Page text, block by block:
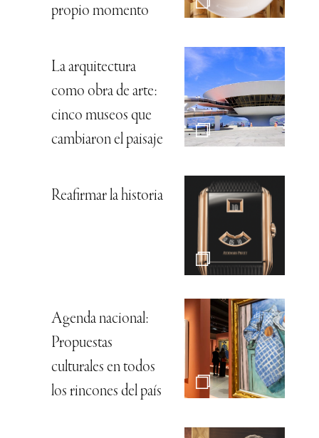
propio momento
La arquitectura
como obra de arte:
cinco museos que
cambiaron el paisaje
Reafirmar la historia
Agenda nacional:
Propuestas
culturales en todos
los rincones del país